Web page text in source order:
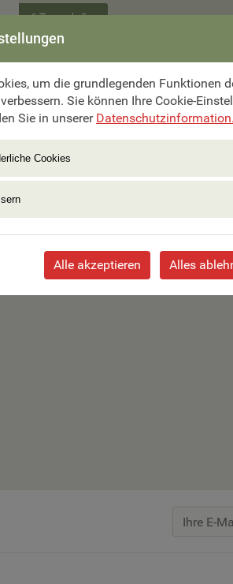
6 Tage ab €
2.490,–
Nordlichter auf den Lofoten &
Zur Reise
um die grundlegenden Funktionen
Sie können Ihre Cookie-
Sie in unserer Datenschutzinformation.
Cookies
Alle akzeptieren Alles